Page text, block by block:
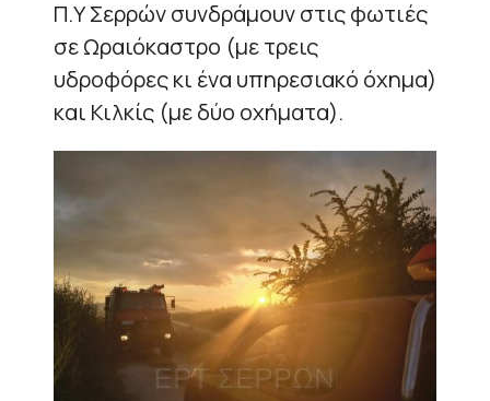
Π.Υ Σερρών συνδράμουν στις φωτιές
σε Ωραιόκαστρο (με τρεις
υδροφόρες κι ένα υπηρεσιακό όχημα)
και Κιλκίς (με δύο οχήματα).